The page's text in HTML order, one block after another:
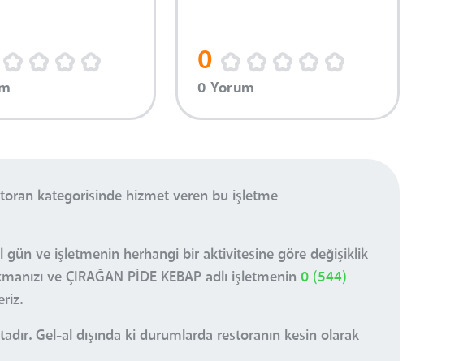
0
0 Yorum
kategorisinde hizmet veren bu işletme
gün ve işletmenin herhangi bir aktivitesine göre değişiklik
ve ÇIRAĞAN PİDE KEBAP adlı işletmenin 0 (544)
Gel-al dışında ki durumlarda restoranın kesin olarak